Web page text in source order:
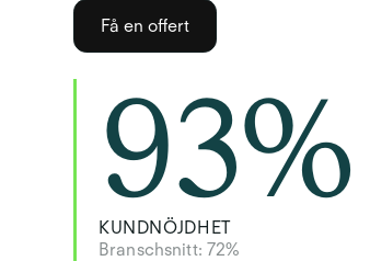
Få en offert
93%
KUNDNÖJDHET
Branschsnitt: 72%